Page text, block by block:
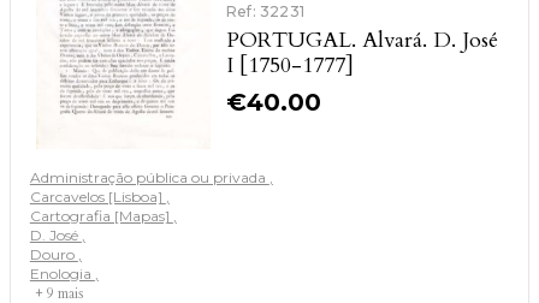
Ref: 32231
PORTUGAL. Alvará. D. José
I [1750-1777]
€40.00
Administração pública ou privada
Carcavelos [Lisboa]
Cartografia [Mapas]
D. José
Douro
Enologia
+ 9 mais